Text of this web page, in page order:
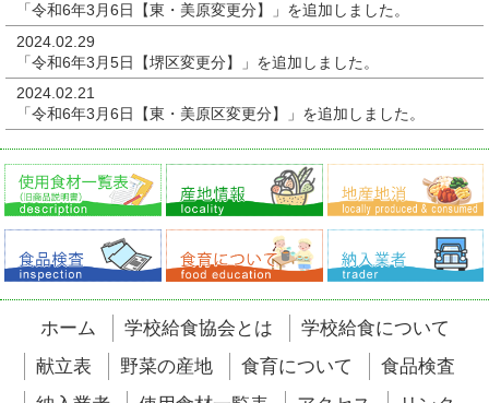
「令和6年3月6日【東・美原変更分】」 を追加しました。
2024.02.29
「令和6年3月5日【堺区変更分】」 を追加しました。
2024.02.21
「令和6年3月6日【東・美原区変更分】」 を追加しました。
ホーム 学校給食協会とは
学校給食について
献立表
野菜の産地 食育について
食品検査